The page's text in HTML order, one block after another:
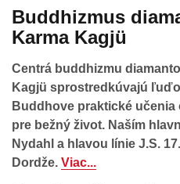
Buddhizmus
Karma Kagjü
Centrá buddhizmu
Kagjü sprostredkúvajú
Buddhove praktické
pre bežný život. Naším
Nydahl a hlavou línie J.S.
Dordže. Viac...